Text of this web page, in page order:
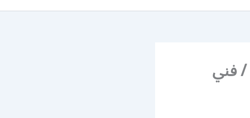
رقم تصليح تكييف تيماء / 98548488 / فني